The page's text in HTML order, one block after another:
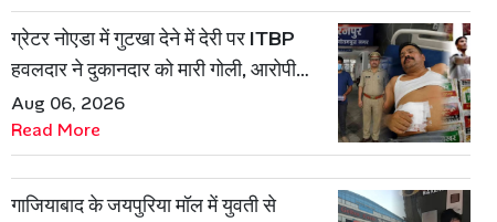
ग्रेटर नोएडा में गुटखा देने में देरी पर ITBP
हवलदार ने दुकानदार को मारी गोली, आरोपी
गिरफ्तार
Aug 06, 2026
Read More
गाजियाबाद के जयपुरिया मॉल में युवती से